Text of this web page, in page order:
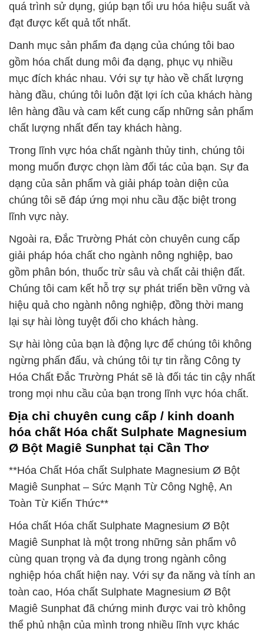
quá trình sử dụng, giúp bạn tối ưu hóa hiệu suất và
đạt được kết quả tốt nhất.
Danh mục sản phẩm đa dạng của chúng tôi bao
gồm hóa chất dung môi đa dạng, phục vụ nhiều
mục đích khác nhau. Với sự tự hào về chất lượng
hàng đầu, chúng tôi luôn đặt lợi ích của khách hàng
lên hàng đầu và cam kết cung cấp những sản phẩm
chất lượng nhất đến tay khách hàng.
Trong lĩnh vực hóa chất ngành thủy tinh, chúng tôi
mong muốn được chọn làm đối tác của bạn. Sự đa
dạng của sản phẩm và giải pháp toàn diện của
chúng tôi sẽ đáp ứng mọi nhu cầu đặc biệt trong
lĩnh vực này.
Ngoài ra, Đắc Trường Phát còn chuyên cung cấp
giải pháp hóa chất cho ngành nông nghiệp, bao
gồm phân bón, thuốc trừ sâu và chất cải thiện đất.
Chúng tôi cam kết hỗ trợ sự phát triển bền vững và
hiệu quả cho ngành nông nghiệp, đồng thời mang
lại sự hài lòng tuyệt đối cho khách hàng.
Sự hài lòng của bạn là động lực để chúng tôi không
ngừng phấn đấu, và chúng tôi tự tin rằng Công ty
Hóa Chất Đắc Trường Phát sẽ là đối tác tin cậy nhất
trong mọi nhu cầu của bạn trong lĩnh vực hóa chất.
Địa chỉ chuyên cung cấp / kinh doanh
hóa chất Hóa chất Sulphate Magnesium
Ø Bột Magiê Sunphat tại Cần Thơ
**Hóa Chất Hóa chất Sulphate Magnesium Ø Bột
Magiê Sunphat – Sức Mạnh Từ Công Nghệ, An
Toàn Từ Kiến Thức**
Hóa chất Hóa chất Sulphate Magnesium Ø Bột
Magiê Sunphat là một trong những sản phẩm vô
cùng quan trọng và đa dụng trong ngành công
nghiệp hóa chất hiện nay. Với sự đa năng và tính an
toàn cao, Hóa chất Sulphate Magnesium Ø Bột
Magiê Sunphat đã chứng minh được vai trò không
thể phủ nhận của mình trong nhiều lĩnh vực khác